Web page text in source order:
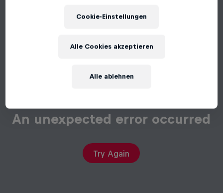
An unexpected error occurred
Try Again
Cookie-Einstellungen
Alle ablehnen
Alle Cookies akzeptieren